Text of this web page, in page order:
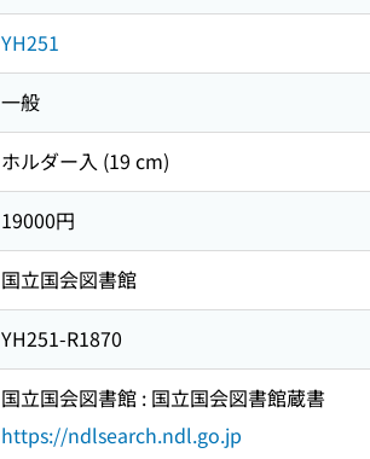
YH251
一般
ホルダー入 (19 cm)
19000円
国立国会図書館
YH251-R1870
国立国会図書館 : 国立国会図書館蔵書
https://ndlsearch.ndl.go.jp